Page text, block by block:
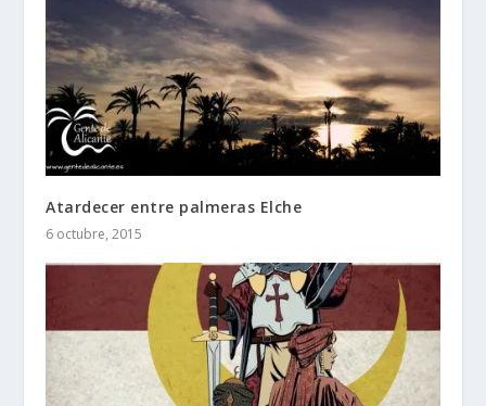
Atardecer entre palmeras Elche
6 octubre, 2015